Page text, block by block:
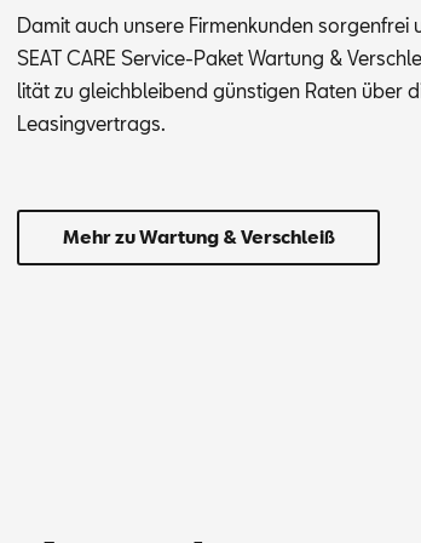
Da­mit auch un­se­re Fir­men­kun­den sor­gen­frei
SEAT CARE Ser­vice-Pa­ket War­tung &
li­tät zu gleich­blei­bend güns­ti­gen Ra­ten über
Lea­sing­ver­trags.
Mehr zu Wartung & Verschleiß